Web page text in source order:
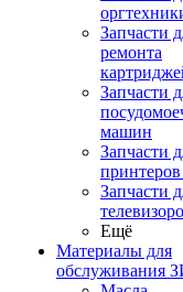
Запчасти
ремонта
Запчасти
машин
Запчасти
Запчасти
Ещё
Материалы для
обслуживания